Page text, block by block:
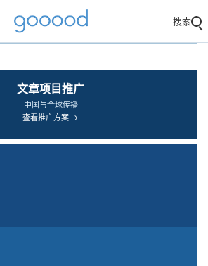
搜索
文章项目推广
中国与全球传播
查看推广方案 →